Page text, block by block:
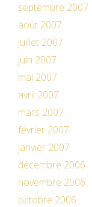
septembre 2007
août 2007
juillet 2007
juin 2007
mai 2007
avril 2007
mars 2007
février 2007
janvier 2007
décembre 2006
novembre 2006
octobre 2006